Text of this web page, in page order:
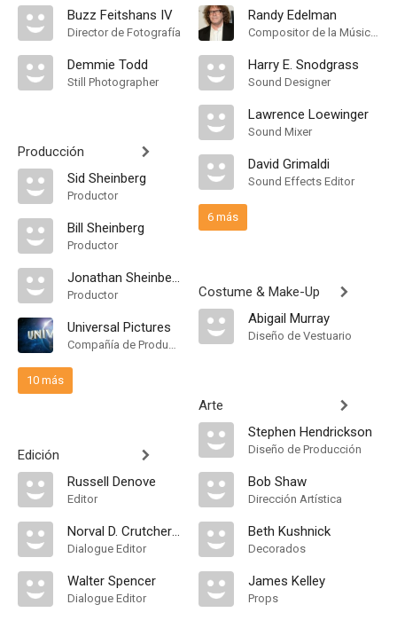
Buzz Feitshans IV
Director de Fotografía
Demmie Todd
Still Photographer
Producción
Sid Sheinberg
Productor
Bill Sheinberg
Productor
Jonathan Sheinberg
Productor
Universal Pictures
Compañía de Produccion
10 más
Edición
Russell Denove
Editor
Norval D. Crutcher III
Dialogue Editor
Walter Spencer
Dialogue Editor
Randy Edelman
Compositor de la Música Original
Harry E. Snodgrass
Sound Designer
Lawrence Loewinger
Sound Mixer
David Grimaldi
Sound Effects Editor
6 más
Costume & Make-Up
Abigail Murray
Diseño de Vestuario
Arte
Stephen Hendrickson
Diseño de Producción
Bob Shaw
Dirección Artística
Beth Kushnick
Decorados
James Kelley
Props